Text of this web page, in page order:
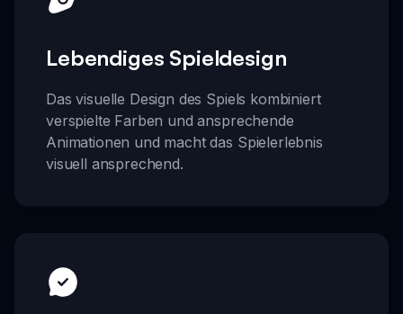
Lebendiges Spieldesign
Das visuelle Design des Spiels kombiniert
verspielte Farben und ansprechende
Animationen und macht das Spielerlebnis
visuell ansprechend.